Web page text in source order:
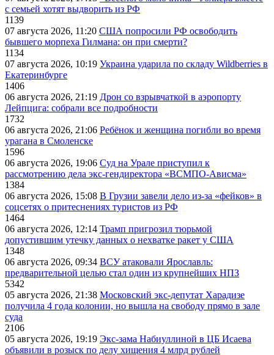
с семьей хотят выдворить из РФ
1139
07 августа 2026, 11:20 США попросили РФ освободить
бывшего морпеха Гилмана: он при смерти?
1134
07 августа 2026, 10:19 Украина ударила по складу Wildberries в
Екатеринбурге
1406
06 августа 2026, 21:19 Дрон со взрывчаткой в аэропорту
Лейпцига: собрали все подробности
1732
06 августа 2026, 21:06 Ребёнок и женщина погибли во время
урагана в Смоленске
1596
06 августа 2026, 19:06 Суд на Урале приступил к
рассмотрению дела экс-гендиректора «ВСМПО-Ависма»
1384
06 августа 2026, 15:08 В Грузии завели дело из-за «фейков» в
соцсетях о притеснениях туристов из РФ
1464
06 августа 2026, 12:14 Трамп пригрозил тюрьмой
допустившим утечку данных о нехватке ракет у США
1348
06 августа 2026, 09:34 ВСУ атаковали Ярославль:
предварительной целью стал один из крупнейших НПЗ
5342
05 августа 2026, 21:38 Московский экс-депутат Харадизе
получила 4 года колонии, но вышла на свободу прямо в зале
суда
2106
05 августа 2026, 19:19 Экс-зама Набиуллиной в ЦБ Исаева
объявили в розыск по делу хищения 4 млрд рублей